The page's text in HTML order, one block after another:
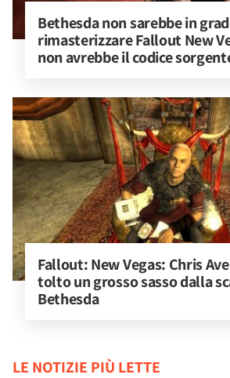
Bethesda non sarebbe in
rimasterizzare Fallout New
non avrebbe il codice
Fallout: New Vegas: Chris
tolto un grosso sasso dalla
Bethesda
LE NOTIZIE PIÙ LETTE